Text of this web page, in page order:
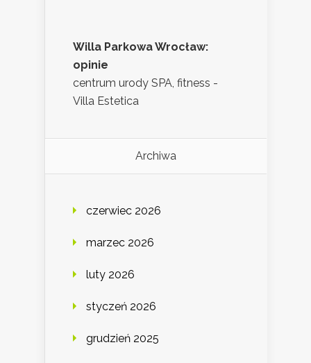
Willa Parkowa Wrocław:
opinie
centrum urody SPA, fitness -
Villa Estetica
Archiwa
czerwiec 2026
marzec 2026
luty 2026
styczeń 2026
grudzień 2025